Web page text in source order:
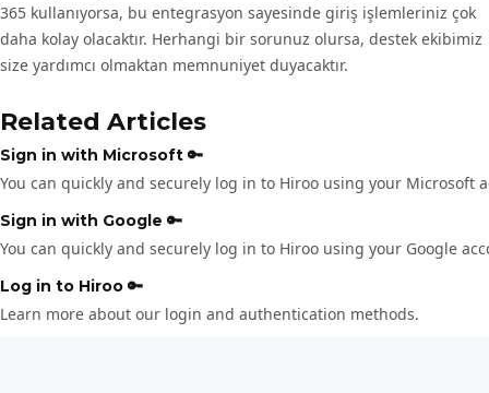
365 kullanıyorsa, bu entegrasyon sayesinde giriş işlemleriniz çok
daha kolay olacaktır. Herhangi bir sorunuz olursa, destek ekibimiz
size yardımcı olmaktan memnuniyet duyacaktır.
Related Articles
Sign in with Microsoft 🔑
You can quickly and securely log in to Hiroo using your Microsoft
Sign in with Google 🔑
You can quickly and securely log in to Hiroo using your Google
Log in to Hiroo 🔑
Learn more about our login and authentication methods.